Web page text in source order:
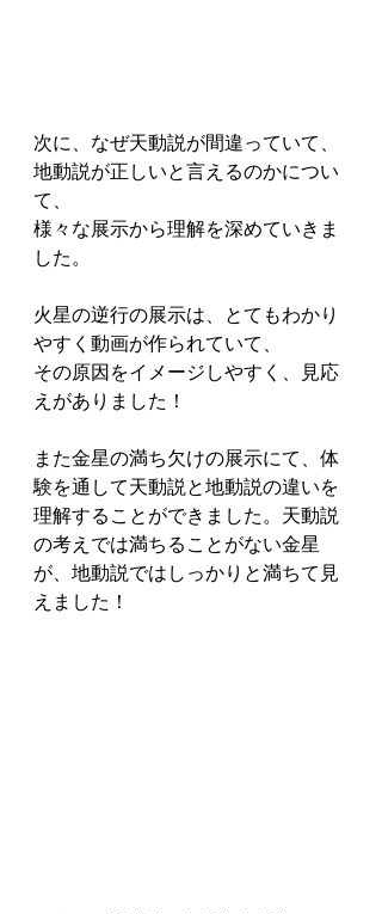
次に、なぜ天動説が間違っていて、
地動説が正しいと言えるのかについ
て、
様々な展示から理解を深めていきま
した。
火星の逆行の展示は、とてもわかり
やすく動画が作られていて、
その原因をイメージしやすく、見応
えがありました！
また金星の満ち欠けの展示にて、体
験を通して天動説と地動説の違いを
理解することができました。天動説
の考えでは満ちることがない金星
が、地動説ではしっかりと満ちて見
えました！